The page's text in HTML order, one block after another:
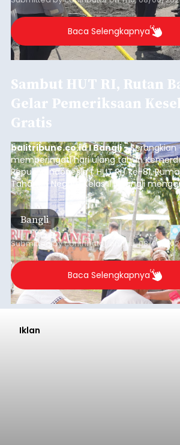
Baca Selengkapnya
Sambut HUT RI, Rutan
Gelar Pemeriksaan
Gratis
balitribune.co.id I Bangli -Serangkian
memperingati hari ulang tahun
Republik Indonesia ( HUT RI) ke-81,
Tahanan Negara Kelas II B Bangli
kegiatan pemeriksaan kesehatan gratis,
(6/8/2026).
Bangli
Submitted bycontributor Thu, 08/06/
Baca Selengkapnya
Iklan